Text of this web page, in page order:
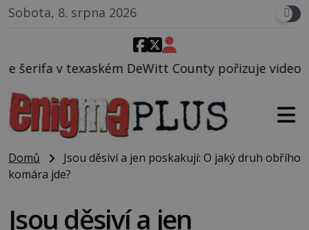
Sobota, 8. srpna 2026
County pořizuje video, na kterém před jeho
Domů
Jsou děsiví a jen poskakují: O jaký druh obřího
komára jde?
Jsou děsiví a jen